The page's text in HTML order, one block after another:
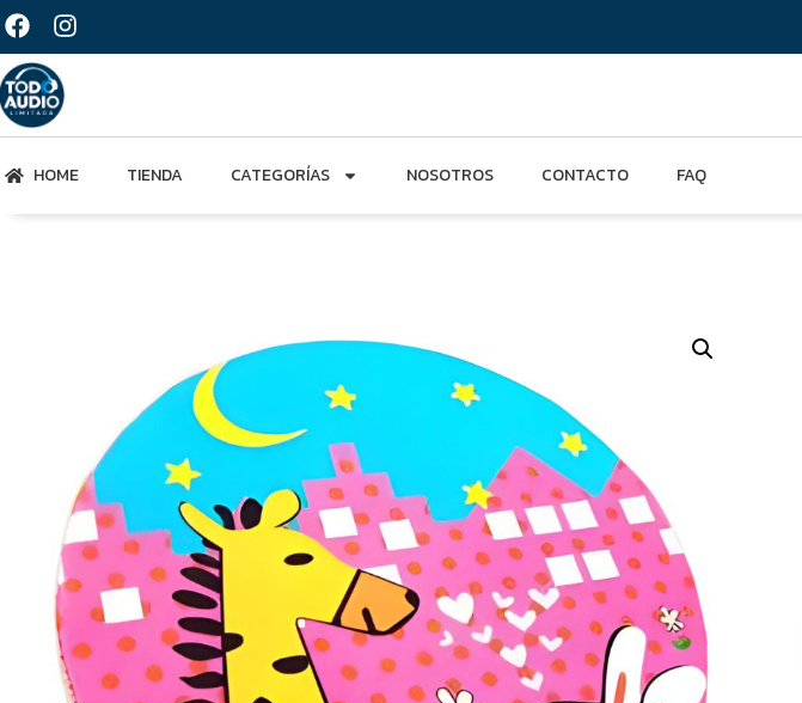
HOME TIENDA CATEGORÍAS NOSOTROS CONTACTO FAQ